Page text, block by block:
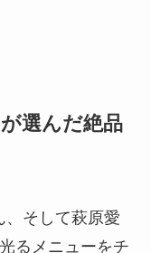
選んだ絶品
、そして萩原愛
るメニューをチ